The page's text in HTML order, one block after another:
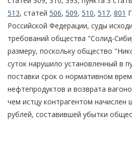
513, статей 506, 509, 510, 517, 801
Российской Федерации, суды
требований общества "Солид-
размеру, поскольку общество
суток нарушило установленный в
поставки срок о нормативном
нефтепродуктов и возврата
чем истцу контрагентом начислен
рублей, составившей убытки